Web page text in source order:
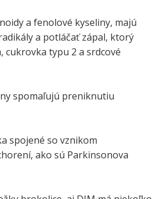
a fenolové kyseliny, majú
a potláčať zápal, ktorý
cukrovka typu 2 a srdcové
spomaľujú preniknutiu
spojené so vznikom
ako sú Parkinsonova